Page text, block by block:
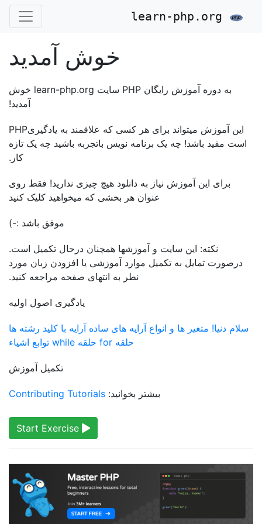
خوش آمدید
به دوره آموزش رایگان PHP سایت learn-php.org خوش
آمدید!
این آموزش میتواند برای هر کسی که علاقمند به یادگیریPHP
است مفید باشد! چه یک برنامه نویس باتجربه باشید چه یک تازه
کار.
برای این آموزش نیاز به دانلود هیچ چیزی ندارید! فقط روی
عنوان هر بخشی که میخواهید کلیک کنید
موفق باشد :-)
نکته: این سایت و آموزشها همچنان درحال تکمیل است.
درصورت تمایل به تکمیل موارد آموزشی یا افزودن زبان مورد
نطر به انتهای صفحه مراجعه کنید.
یادگیری اصول اولیه
سلام دنیا! متغیر ها و انواع آرایه های ساده آرایه با کلید رشته ها
حلقه for
حلقه while توابع اشیاء
تکمیل آموزش
بیشتر بخوانید: Contributing Tutorials